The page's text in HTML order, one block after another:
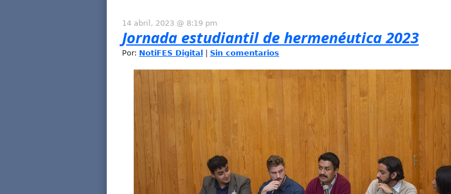
14 abril, 2023 @ 8:19 pm
Jornada estudiantil de hermenéutica 2023
Por: NotiFES Digital Sin comentarios